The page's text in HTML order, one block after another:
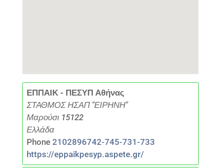
ΕΠΠΑΙΚ - ΠΕΣΥΠ Αθήνας
ΣΤΑΘΜΟΣ ΗΣΑΠ "ΕΙΡΗΝΗ"
Μαρούσι 15122
Ελλάδα
Phone 2102896742-745-731-733
https://eppaikpesyp.aspete.gr/